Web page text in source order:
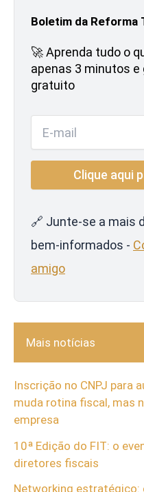
Boletim da Reforma
🚀 Aprenda tudo o
apenas 3 minutos e
gratuito
🔗 Junte-se a mais
bem-informados -
amigo
Mais notícias
Inscrição no CNPJ para
muda rotina fiscal, mas
empresa
10ª Edição do FIT: o
diretores fiscais
Networking estratégico: